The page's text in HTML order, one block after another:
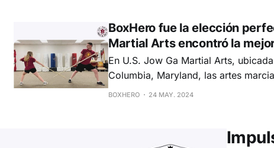
BoxHero fue la elección
Martial Arts encontró la
En U.S. Jow Ga Martial Arts,
Columbia, Maryland, las artes
estilo de vida. Dirigida por el
BOXHERO 24 MAY. 2024